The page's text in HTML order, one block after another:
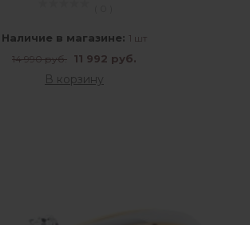
Наличие в магазине: 1 шт
14 990 руб. 11 992 руб.
В корзину